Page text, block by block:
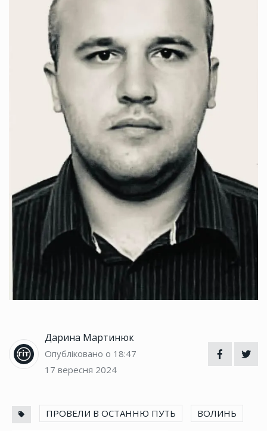
Дарина Мартинюк
Опубліковано о 18:47
17 вересня 2024
ПРОВЕЛИ В ОСТАННЮ ПУТЬ ВОЛИНЬ